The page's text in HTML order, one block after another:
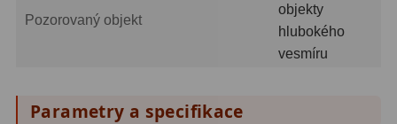
Pozorovaný objekt
objekty
hlubokého
vesmíru
Parametry a specifikace